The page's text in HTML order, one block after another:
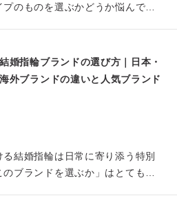
のものを選ぶかどうか悩んでい
結婚指輪ブランドの選び方｜日本・
海外ブランドの違いと人気ブランド
結婚指輪は日常に寄り添う特別
ブランドを選ぶか」はとても大